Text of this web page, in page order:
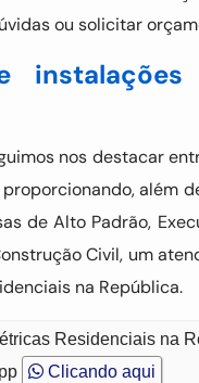
ou solicitar
instalações
nos destacar
além
de Alto Padrão,
Civil, um
na República.
Residenciais na
Clicando aqui